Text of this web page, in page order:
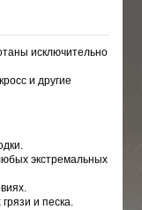
исключительно
и другие
экстремальных
и песка.